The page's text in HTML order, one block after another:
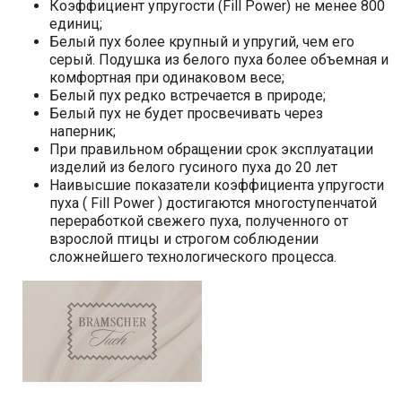
Коэффициент упругости (Fill Power) не менее 800
единиц;
Белый пух более крупный и упругий, чем его
серый. Подушка из белого пуха более объемная и
комфортная при одинаковом весе;
Белый пух редко встречается в природе;
Белый пух не будет просвечивать через
наперник;
При правильном обращении срок эксплуатации
изделий из белого гусиного пуха до 20 лет
Наивысшие показатели коэффициента упругости
пуха ( Fill Power ) достигаются многоступенчатой
переработкой свежего пуха, полученного от
взрослой птицы и строгом соблюдении
сложнейшего технологического процесса.